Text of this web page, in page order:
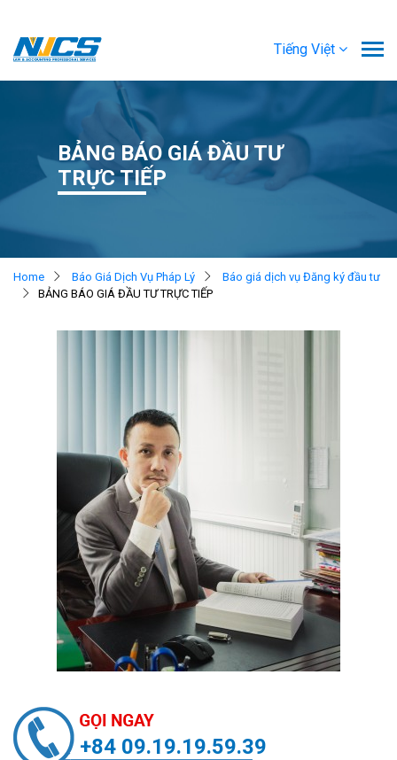
Tiếng Việt
BẢNG BÁO GIÁ ĐẦU TƯ
TRỰC TIẾP
Home Báo Giá Dịch Vụ Pháp Lý
Báo giá dịch vụ Đăng ký đầu tư
BẢNG BÁO GIÁ ĐẦU TƯ TRỰC TIẾP
+84 09.19.19.59.39